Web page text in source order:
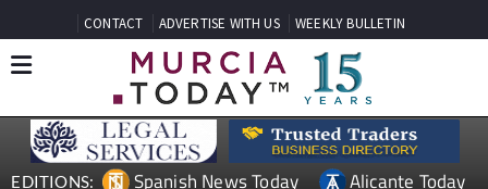
CONTACT ADVERTISE WITH US WEEKLY BULLETIN
EDITIONS: Spanish News Today
Alicante Today